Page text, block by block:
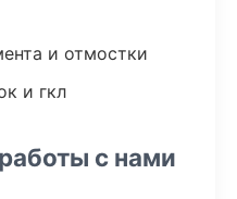
и отмостки
и гкл
с нами